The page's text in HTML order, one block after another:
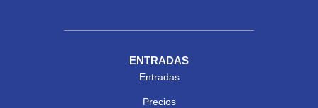
ENTRADAS
Entradas
Precios